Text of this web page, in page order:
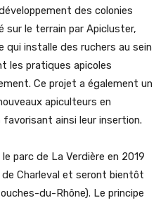
des colonies
sur le terrain par Apicluster,
qui installe des ruchers au sein
les pratiques apicoles
Ce projet a également un
apiculteurs en
ainsi leur insertion.
parc de La Verdière en 2019
Charleval et seront bientôt
du-Rhône). Le principe